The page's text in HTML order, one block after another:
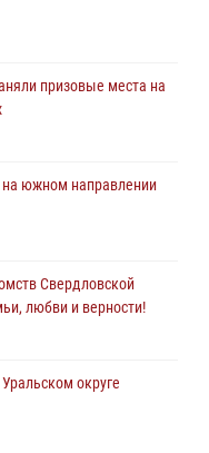
призерами
в зоне СВО
призовые места на
южном направлении
Свердловской
любви и верности!
округе